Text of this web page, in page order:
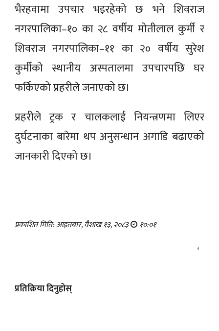
भैरहवामा उपचार भइरहेको छ भने शिवराज
नगरपालिका–१० का २८ वर्षीय मोतीलाल कुर्मी र
शिवराज नगरपालिका–११ का २० वर्षीय सुरेश
कुर्मीको स्थानीय अस्पतालमा उपचारपछि घर
फर्किएको प्रहरीले जनाएको छ।
प्रहरीले ट्रक र चालकलाई नियन्त्रणमा लिएर
दुर्घटनाका बारेमा थप अनुसन्धान अगाडि बढाएको
जानकारी दिएको छ।
प्रकाशित मिति: आइतबार, वैशाख १३, २०८३ १०:०१
3
प्रतिक्रिया दिनुहोस्